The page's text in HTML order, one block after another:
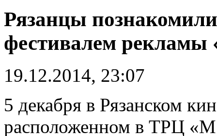
Рязанцы
фестивалем рекламы
19.12.2014, 23:07
5 декабря в Рязанском
расположенном в ТРЦ